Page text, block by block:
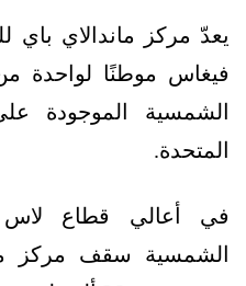
يعدّ مركز ماندالاي باي
فيغاس موطنًا لواحدة
الشمسية الموجودة
المتحدة.
في أعالي قطاع لاس
الشمسية سقف مركز